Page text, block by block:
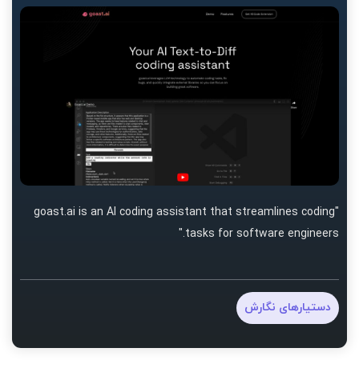
"goast.ai is an AI coding assistant that streamlines coding
tasks for software engineers."
دستیارهای نگارش